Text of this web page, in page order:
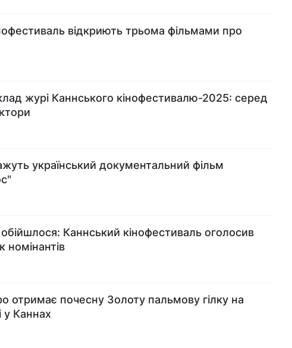
відкриють трьома фільмами про
журі Каннського кінофестивалю-2025: серед
український документальний фільм
Каннський кінофестиваль оголосив
номінантів
отримає почесну Золоту пальмову гілку на
у Каннах